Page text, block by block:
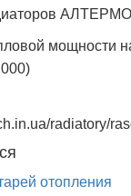
мощности
radiatory/
отопления